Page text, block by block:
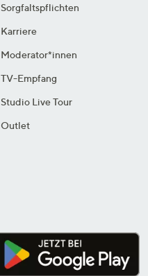
Sorgfaltspflichten
Karriere
Moderator*innen
TV-Empfang
Studio Live Tour
Outlet